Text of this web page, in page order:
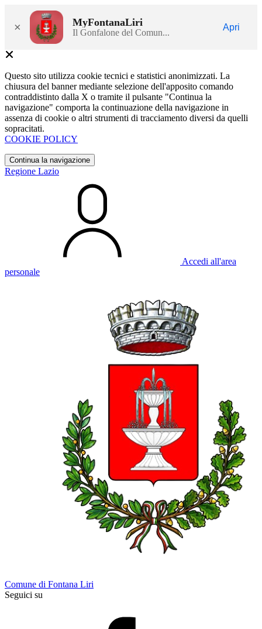
× MyFontanaLiri
Il Gonfalone del Comun...
Apri
Questo sito utilizza cookie tecnici e statistici anonimizzati. La
chiusura del banner mediante selezione dell'apposito comando
contraddistinto dalla X o tramite il pulsante "Continua la
navigazione" comporta la continuazione della navigazione in
assenza di cookie o altri strumenti di tracciamento diversi da quelli
sopracitati.
COOKIE POLICY
Continua la navigazione
Regione Lazio
Accedi all'area
personale
Comune di Fontana Liri
Seguici su